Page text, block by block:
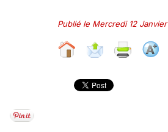
Publié le Mercredi 12 Janvier